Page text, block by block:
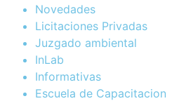
Novedades
Licitaciones Privadas
Juzgado ambiental
InLab
Informativas
Escuela de Capacitacion